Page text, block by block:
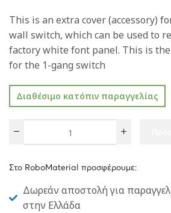
This is an extra cover (accessory)
wall switch, which can be used to
factory white font panel. This is
for the 1-gang switch
Διαθέσιμο κατόπιν παραγγελίας
Στο RoboMaterial προσφέρουμε:
Δωρεάν αποστολή για
στην Ελλάδα